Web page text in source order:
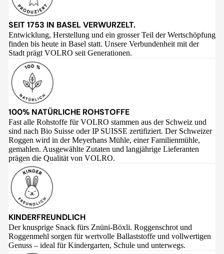
SEIT 1753 IN BASEL VERWURZELT.
Entwicklung, Herstellung und ein grosser Teil der Wertschöpfung
finden bis heute in Basel statt. Unsere Verbundenheit mit der
Stadt prägt VOLRO seit Generationen.
100% NATÜRLICHE ROHSTOFFE
Fast alle Rohstoffe für VOLRO stammen aus der Schweiz und
sind nach Bio Suisse oder IP SUISSE zertifiziert. Der Schweizer
Roggen wird in der Meyerhans Mühle, einer Familienmühle,
gemahlen. Ausgewählte Zutaten und langjährige Lieferanten
prägen die Qualität von VOLRO.
KINDERFREUNDLICH
Der knusprige Snack fürs Znüni-Böxli. Roggenschrot und
Roggenmehl sorgen für wertvolle Ballaststoffe und vollwertigen
Genuss – ideal für Kindergarten, Schule und unterwegs.